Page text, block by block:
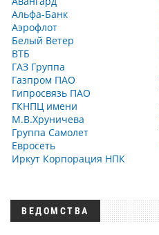
Альфа-Банк
Аэрофлот
Белый Ветер
ВТБ
ГАЗ Группа
Газпром ПАО
Гипросвязь ПАО
ГКНПЦ имени
М.В.Хруничева
Группа Самолет
Евросеть
Иркут Корпорация НПК
ВЕДОМСТВА